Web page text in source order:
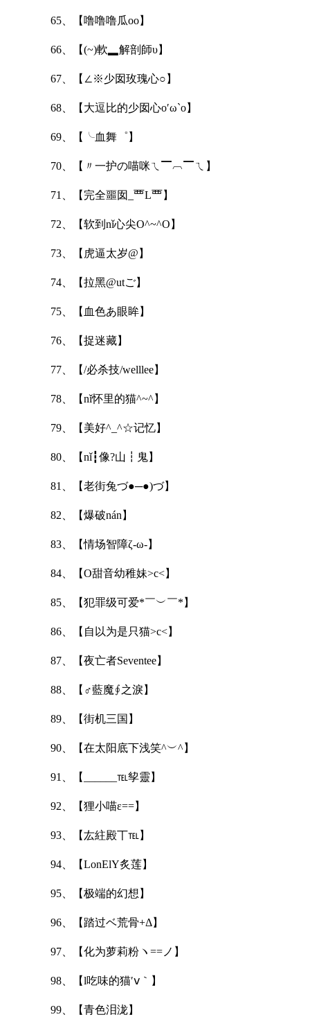
65、【噜噜噜瓜oo】
66、【(~)軟▂解剖師υ】
67、【∠※少囡玫瑰心○】
68、【大逗比的少囡心o′ω`o】
69、【╰血舞゜】
70、【〃一护の喵咪ㄟ▔︹▔ㄟ】
71、【完全噩囡_覀L覀】
72、【软到nǐ心尖O^~^O】
73、【虎逼太岁@】
74、【拉黑@utご】
75、【血色あ眼眸】
76、【捉迷藏】
77、【/必杀技/welllee】
78、【nǐ怀里的猫^~^】
79、【美好^_^☆记忆】
80、【nǐ┇像?山┇鬼】
81、【老街兔づ●─●)づ】
82、【爆破nán】
83、【情场智障ζ-ω-】
84、【O甜音幼稚妹>c<】
85、【犯罪级可爱*￣︶￣*】
86、【自以为是只猫>c<】
87、【夜亡者Seventee】
88、【♂藍魔∮之淚】
89、【街机三国】
90、【在太阳底下浅笑^︶^】
91、【______℡孧靈】
92、【狸小喵ε==】
93、【厷紸殿丅℡】
94、【LonElY炙莲】
95、【极端的幻想】
96、【踏过ベ荒骨+Δ】
97、【化为萝莉粉ヽ==ノ】
98、【l吃味的猫′ⅴ｀】
99、【青色泪泷】